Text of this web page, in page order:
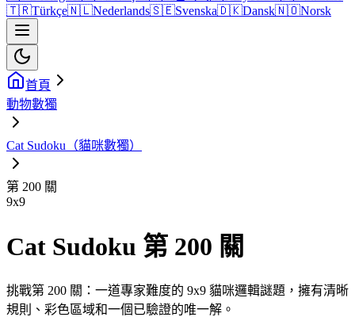
🇹🇷Türkçe🇳🇱Nederlands🇸🇪Svenska🇩🇰Dansk🇳🇴Norsk
首頁
動物數獨
Cat Sudoku（貓咪數獨）
第 200 關
9x9
Cat Sudoku 第 200 關
挑戰第 200 關：一道專家難度的 9x9 貓咪邏輯謎題，擁有清晰
規則、彩色區域和一個已驗證的唯一解。